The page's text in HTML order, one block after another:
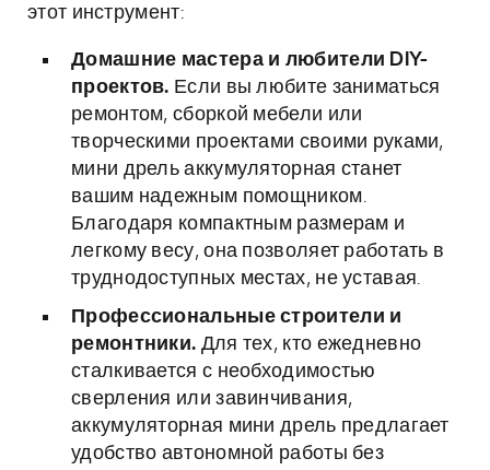
этот инструмент:
Домашние мастера и любители DIY-
проектов. Если вы любите заниматься
ремонтом, сборкой мебели или
творческими проектами своими руками,
мини дрель аккумуляторная станет
вашим надежным помощником.
Благодаря компактным размерам и
легкому весу, она позволяет работать в
труднодоступных местах, не уставая.
Профессиональные строители и
ремонтники. Для тех, кто ежедневно
сталкивается с необходимостью
сверления или завинчивания,
аккумуляторная мини дрель предлагает
удобство автономной работы без